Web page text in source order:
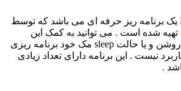
تهیه شده است . می توانید به کمک این
برنامه برای خاموش ، روشن و یا حالت sleep مک خود برنامه ریزی
نیست . این برنامه دارای تعداد زیادی
.